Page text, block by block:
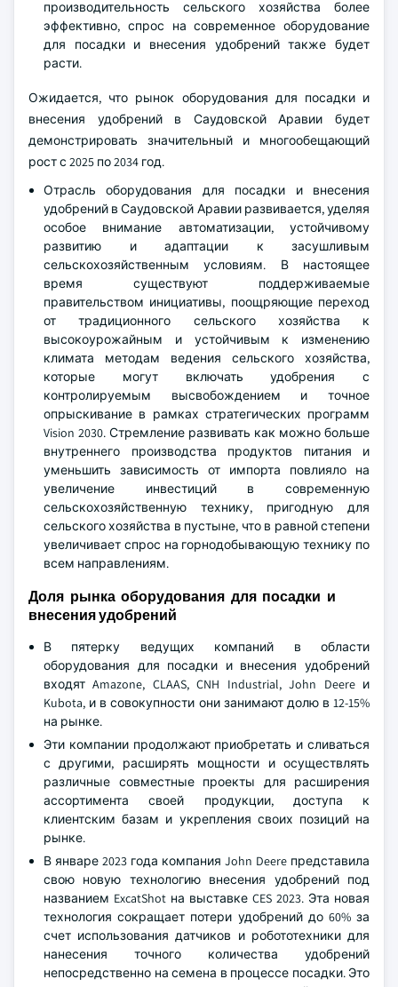
производительность сельского хозяйства более
эффективно, спрос на современное оборудование
для посадки и внесения удобрений также будет
расти.
Ожидается, что рынок оборудования для посадки и
внесения удобрений в Саудовской Аравии будет
демонстрировать значительный и многообещающий
рост с 2025 по 2034 год.
Отрасль оборудования для посадки и внесения
удобрений в Саудовской Аравии развивается, уделяя
особое внимание автоматизации, устойчивому
развитию и адаптации к засушливым
сельскохозяйственным условиям. В настоящее
время существуют поддерживаемые
правительством инициативы, поощряющие переход
от традиционного сельского хозяйства к
высокоурожайным и устойчивым к изменению
климата методам ведения сельского хозяйства,
которые могут включать удобрения с
контролируемым высвобождением и точное
опрыскивание в рамках стратегических программ
Vision 2030. Стремление развивать как можно больше
внутреннего производства продуктов питания и
уменьшить зависимость от импорта повлияло на
увеличение инвестиций в современную
сельскохозяйственную технику, пригодную для
сельского хозяйства в пустыне, что в равной степени
увеличивает спрос на горнодобывающую технику по
всем направлениям.
Доля рынка оборудования для посадки и
внесения удобрений
В пятерку ведущих компаний в области
оборудования для посадки и внесения удобрений
входят Amazone, CLAAS, CNH Industrial, John Deere и
Kubota, и в совокупности они занимают долю в 12-15%
на рынке.
Эти компании продолжают приобретать и сливаться
с другими, расширять мощности и осуществлять
различные совместные проекты для расширения
ассортимента своей продукции, доступа к
клиентским базам и укрепления своих позиций на
рынке.
В январе 2023 года компания John Deere представила
свою новую технологию внесения удобрений под
названием ExcatShot на выставке CES 2023. Эта новая
технология сокращает потери удобрений до 60% за
счет использования датчиков и робототехники для
нанесения точного количества удобрений
непосредственно на семена в процессе посадки. Это